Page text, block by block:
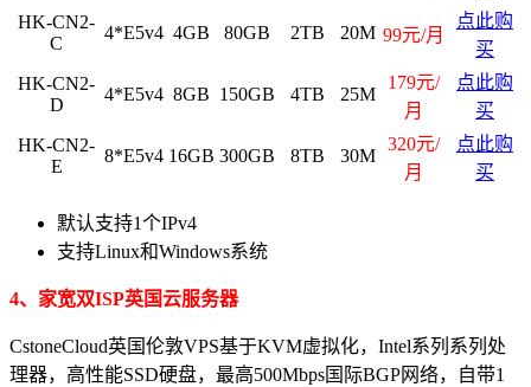
HK-CN2-
C
4*E5v4 4GB 80GB 2TB 20M 99元/月
点此购
买
HK-CN2-
D
4*E5v4 8GB 150GB 4TB 25M
179元/
月
点此购
买
HK-CN2-
E
8*E5v4 16GB 300GB 8TB 30M
320元/
月
点此购
买
默认支持1个IPv4
支持Linux和Windows系统
4、家宽双ISP英国云服务器
CstoneCloud英国伦敦VPS基于KVM虚拟化，Intel系列系列处
理器，高性能SSD硬盘，最高500Mbps国际BGP网络，自带1